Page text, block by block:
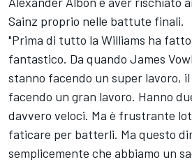
Sainz proprio nelle battute finali.
"Prima di tutto la Williams ha
fantastico. Da quando James
stanno facendo un super lavoro,
facendo un gran lavoro. Hanno
davvero veloci. Ma è frustrante
faticare per batterli. Ma questo
semplicemente che abbiamo un